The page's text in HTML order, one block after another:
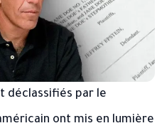
déclassifiés par le
ont mis en lumière